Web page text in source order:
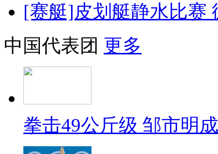
[赛艇]皮划艇静水比赛
中国代表团 更多
拳击49公斤级 邹市明